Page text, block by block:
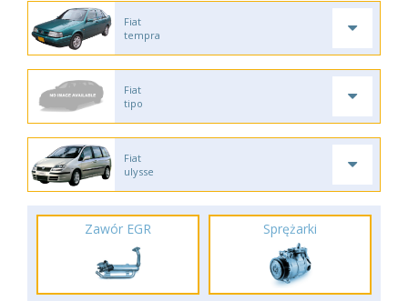
Fiat
tempra
Fiat
tipo
Fiat
ulysse
Zawór EGR Sprężarki